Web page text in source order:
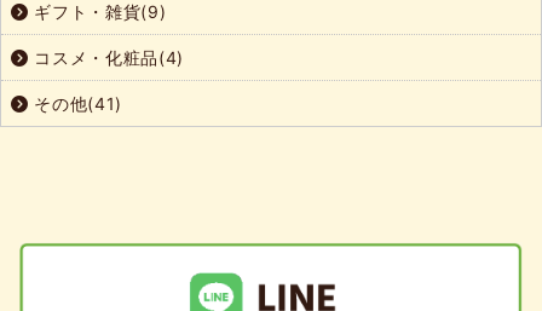
ギフト・雑貨(9)
コスメ・化粧品(4)
その他(41)